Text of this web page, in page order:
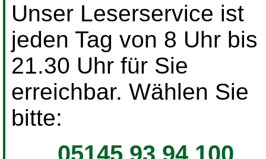
Unser Leserservice ist
jeden Tag von 8 Uhr bis
21.30 Uhr für Sie
erreichbar. Wählen Sie
bitte:
05145 93 94 100